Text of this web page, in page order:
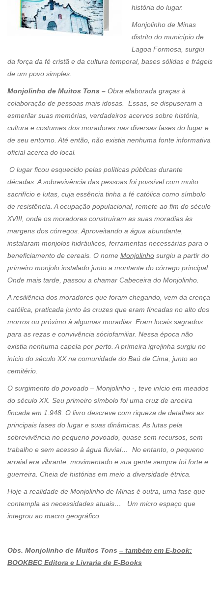
história do lugar.
Monjolinho de Minas
distrito do município de
Lagoa Formosa, surgiu
da força da fé cristã e da cultura temporal, bases sólidas e frágeis
de um povo simples.
Monjolinho de Muitos Tons – Obra elaborada graças à
colaboração de pessoas mais idosas. Essas, se dispuseram a
esmerilar suas memórias, verdadeiros acervos sobre história,
cultura e costumes dos moradores nas diversas fases do lugar e
de seu entorno. Até então, não existia nenhuma fonte informativa
oficial acerca do local.
O lugar ficou esquecido pelas políticas públicas durante
décadas. A sobrevivência das pessoas foi possível com muito
sacrifício e lutas, cuja essência tinha a fé católica como símbolo
de resistência. A ocupação populacional, remete ao fim do século
XVIII, onde os moradores construíram as suas moradias às
margens dos córregos. Aproveitando a água abundante,
instalaram monjolos hidráulicos, ferramentas necessárias para o
beneficiamento de cereais. O nome Monjolinho surgiu a partir do
primeiro monjolo instalado junto a montante do córrego principal.
Onde mais tarde, passou a chamar Cabeceira do Monjolinho.
A resiliência dos moradores que foram chegando, vem da crença
católica, praticada junto às cruzes que eram fincadas no alto dos
morros ou próximo à algumas moradias. Eram locais sagrados
para as rezas e convivência sóciofamiliar. Nessa época não
existia nenhuma capela por perto. A primeira igrejinha surgiu no
início do século XX na comunidade do Baú de Cima, junto ao
cemitério.
O surgimento do povoado – Monjolinho -, teve início em meados
do século XX. Seu primeiro símbolo foi uma cruz de aroeira
fincada em 1.948. O livro descreve com riqueza de detalhes as
principais fases do lugar e suas dinâmicas. As lutas pela
sobrevivência no pequeno povoado, quase sem recursos, sem
trabalho e sem acesso à água fluvial… No entanto, o pequeno
arraial era vibrante, movimentado e sua gente sempre foi forte e
guerreira. Cheia de histórias em meio a diversidade étnica.
Hoje a realidade de Monjolinho de Minas é outra, uma fase que
contempla as necessidades atuais… Um micro espaço que
integrou ao macro geográfico.
Obs. Monjolinho de Muitos Tons – também em E-book:
BOOKBEC Editora e Livraria de E-Books